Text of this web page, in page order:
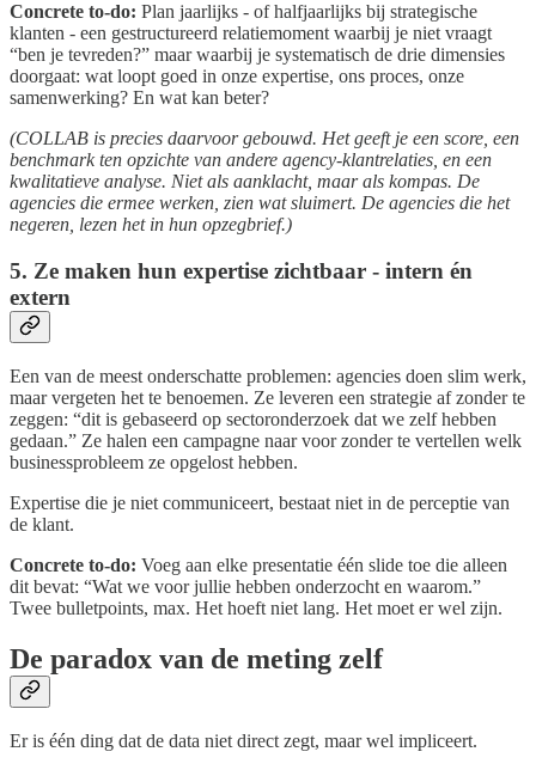
Concrete to-do: Plan jaarlijks - of halfjaarlijks bij strategische
klanten - een gestructureerd relatiemoment waarbij je niet vraagt
“ben je tevreden?” maar waarbij je systematisch de drie dimensies
doorgaat: wat loopt goed in onze expertise, ons proces, onze
samenwerking? En wat kan beter?
(COLLAB is precies daarvoor gebouwd. Het geeft je een score, een
benchmark ten opzichte van andere agency-klantrelaties, en een
kwalitatieve analyse. Niet als aanklacht, maar als kompas. De
agencies die ermee werken, zien wat sluimert. De agencies die het
negeren, lezen het in hun opzegbrief.)
5. Ze maken hun expertise zichtbaar - intern én
extern
Een van de meest onderschatte problemen: agencies doen slim werk,
maar vergeten het te benoemen. Ze leveren een strategie af zonder te
zeggen: “dit is gebaseerd op sectoronderzoek dat we zelf hebben
gedaan.” Ze halen een campagne naar voor zonder te vertellen welk
businessprobleem ze opgelost hebben.
Expertise die je niet communiceert, bestaat niet in de perceptie van
de klant.
Concrete to-do: Voeg aan elke presentatie één slide toe die alleen
dit bevat: “Wat we voor jullie hebben onderzocht en waarom.”
Twee bulletpoints, max. Het hoeft niet lang. Het moet er wel zijn.
De paradox van de meting zelf
Er is één ding dat de data niet direct zegt, maar wel impliceert.